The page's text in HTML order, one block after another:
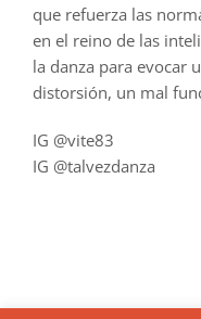
que refuerza las
en el reino de las
la danza para evocar
distorsión, un mal
IG @vite83
IG @talvezdanza